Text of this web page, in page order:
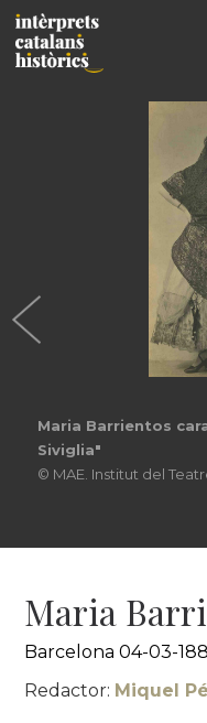
Maria Barrientos
Siviglia"
© MAE. Institut del
Maria
Barcelona 04-03-
Redactor: Miquel